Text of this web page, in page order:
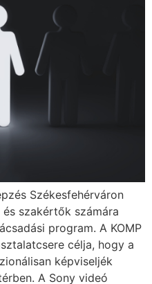
Székesfehérváron
szakértők számára
program. A KOMP
célja, hogy a
képviseljék
A Sony videó